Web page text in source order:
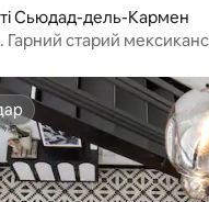
Сьюдад-дель-Кармен
Гарний старий